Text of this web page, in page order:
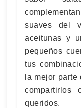
suaves del
aceitunas y
pequeños
tus
la mejor
compartirlos
queridos.